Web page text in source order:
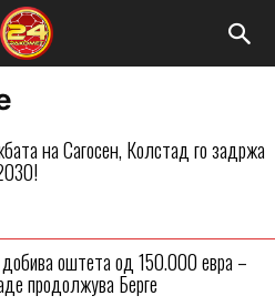
на Сагосен, Колстад го задржа
оштета од 150.000 евра –
продолжува Берге